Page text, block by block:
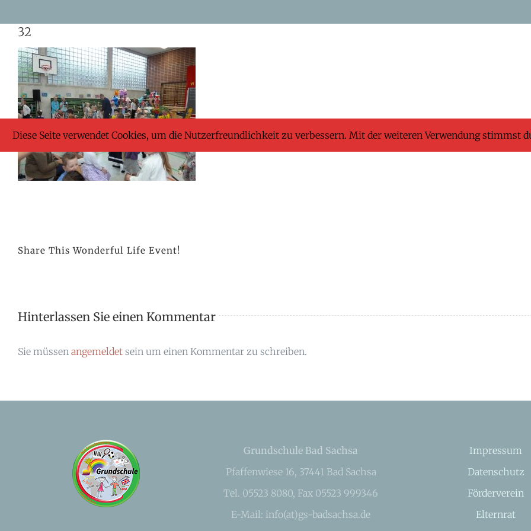
content
32
Share This Wonderful Life Event!
Hinterlassen Sie einen Kommentar
Sie müssen angemeldet sein um einen Kommentar zu schreiben.
Grundschule Bad Sachsa
Pfaffenwiese 16, 37441 Bad Sachsa
Tel. 05523 8080, Fax 05523 999346
E-Mail: info(at)gs-badsachsa.de
Impressum
Datenschutz
Förderverein
Elternrat
Diese Seite verwendet Cookies, um die Nutzerfreundlichkeit zu verbessern. Mit der weiteren Verwendung stimmst